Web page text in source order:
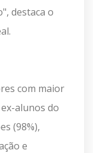
destaca o
com maior
alunos do
(98%),
e